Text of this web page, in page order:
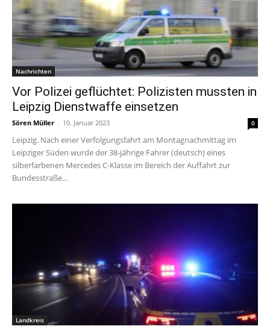
Nachrichten
Vor Polizei geflüchtet: Polizisten mussten in
Leipzig Dienstwaffe einsetzen
Sören Müller - 10. Januar 2023 0
Leipzig. Nach einer Verfolgungsfahrt am Montagnachmittag im
Leipziger Süden wurde der 38-jährige Fahrer (deutsch) eines
silberfarbenen Mercedes C-Klasse im Bereich der Auffahrt zur
Bundesstraße...
Landkreis